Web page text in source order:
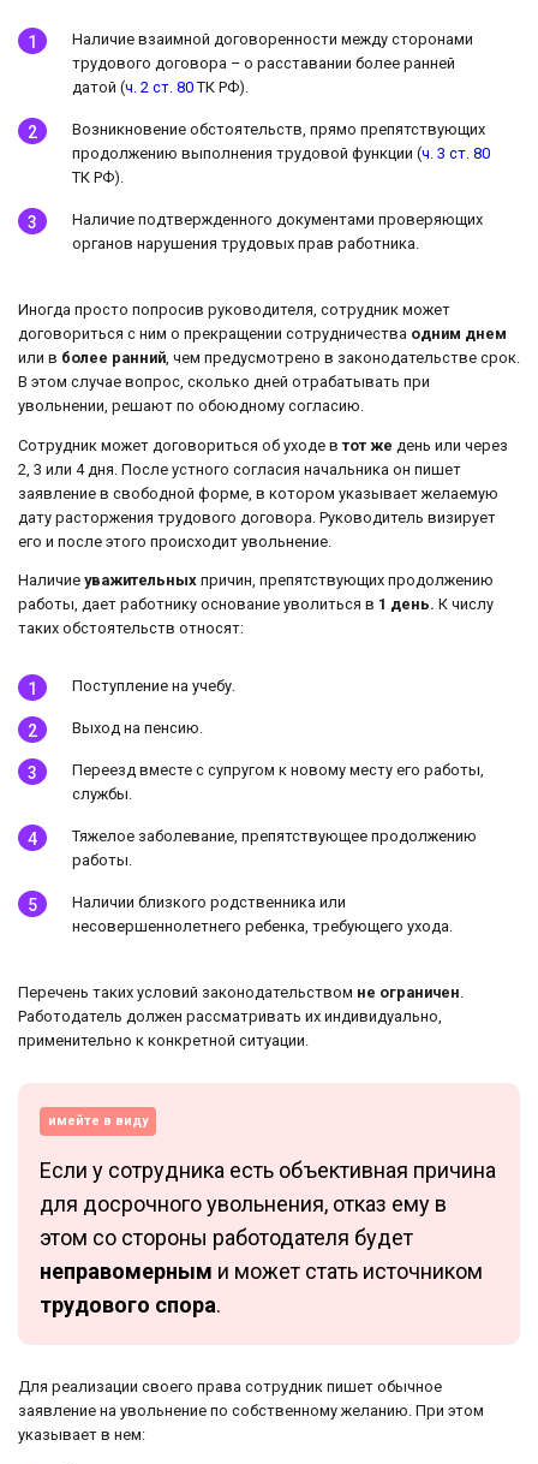
Наличие взаимной договоренности между сторонами
трудового договора – о расставании более ранней
датой (ч. 2 ст. 80 ТК РФ).
Возникновение обстоятельств, прямо препятствующих
продолжению выполнения трудовой функции (ч. 3 ст. 80
ТК РФ).
Наличие подтвержденного документами проверяющих
органов нарушения трудовых прав работника.
Иногда просто попросив руководителя, сотрудник может
договориться с ним о прекращении сотрудничества одним днем
или в более ранний , чем предусмотрено в законодательстве срок.
В этом случае вопрос, сколько дней отрабатывать при
увольнении, решают по обоюдному согласию.
Сотрудник может договориться об уходе втот же день или через
2, 3 или 4 дня. После устного согласия начальника он пишет
заявление в свободной форме, в котором указывает желаемую
дату расторжения трудового договора. Руководитель визирует
его и после этого происходит увольнение.
Наличие уважительных причин, препятствующих продолжению
работы, дает работнику основание уволиться в 1 день. К числу
таких обстоятельств относят:
Поступление на учебу.
Выход на пенсию.
Переезд вместе с супругом к новому месту его работы,
службы.
Тяжелое заболевание, препятствующее продолжению
работы.
Наличии близкого родственника или
несовершеннолетнего ребенка, требующего ухода.
Перечень таких условий законодательством не ограничен.
Работодатель должен рассматривать их индивидуально,
применительно к конкретной ситуации.
имейте в виду
Если у сотрудника есть объективная причина
для досрочного увольнения, отказ ему в
этом со стороны работодателя будет
неправомерным и может стать источником
трудового спора.
Для реализации своего права сотрудник пишет обычное
заявление на увольнение по собственному желанию. При этом
указывает в нем: